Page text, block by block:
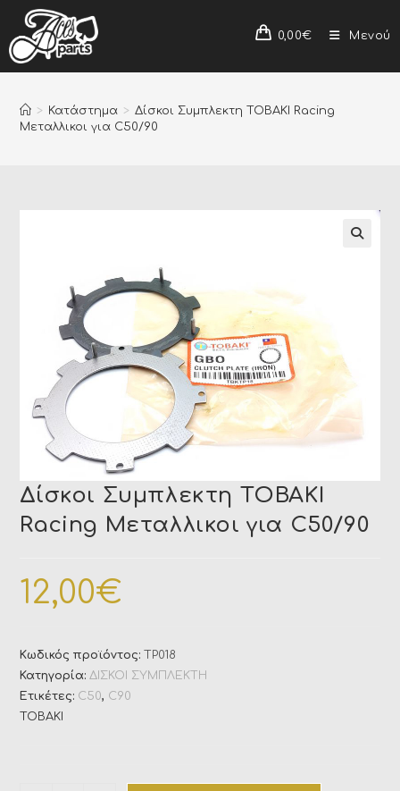
0,00€ Μενού
> Κατάστημα > Δίσκοι Συμπλεκτη TOBAKI Racing
Μεταλλικοι για C50/90
Δίσκοι Συμπλεκτη TOBAKI
Racing Μεταλλικοι για C50/90
12,00€
Κωδικός προϊόντος:TP018
Κατηγορία: ΔΙΣΚΟΙ ΣΥΜΠΛΕΚΤΗ
Ετικέτες: C50, C90
TOBAKI